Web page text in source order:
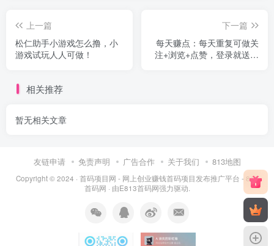
上一篇
松仁助手小游戏怎么撸，小
游戏试玩人人可做！
下一篇
每天赚点：每天重复可做关
注+浏览+点赞，登录就送红
相关推荐
暂无相关文章
友链申请 免责声明 广告合作 关于我们 813地图
Copyright © 2024 · 首码项目网 - 网上创业赚钱首码项目发布推广平台 - 813
首码网 · 由E813首码网强力驱动.